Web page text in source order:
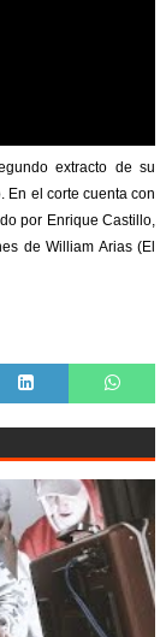
extracto de su
En el corte cuenta con
por Enrique Castillo,
de William Arias (El